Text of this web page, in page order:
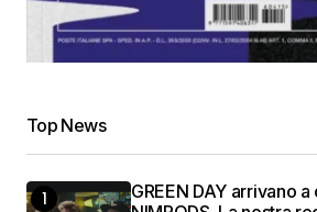
Top News
GREEN DAY arrivano